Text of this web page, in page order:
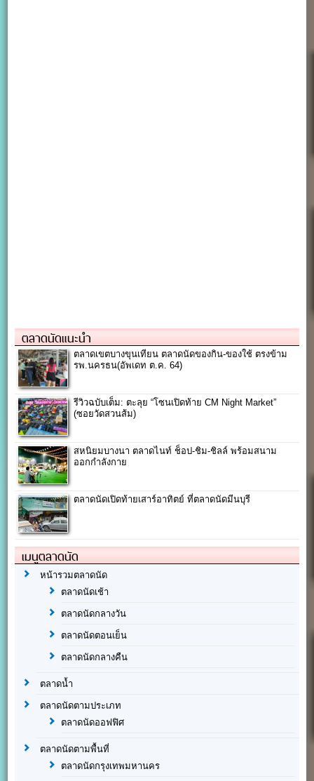
ตลาดนัดแนะนำ
ตลาดเขตบางขุนเทียน ตลาดนัดของกิน-ของใช้ ตรงข้าม
รพ.นครธน(อัพเดท ต.ค. 64)
รีวิวฉบับเต็ม: ตะลุย “โซนเปิดท้าย CM Night Market”
(ซอยวัดสวนส้ม)
สหนิยมบางนา ตลาดไนท์ ช็อป-ชิม-ชิลล์ พร้อมสนาม
ออกกำลังกาย
ตลาดนัดเปิดท้ายเสาร์อาทิตย์ ที่ตลาดนัดมีนบุรี
เมนูตลาดนัด
หน้ารวมตลาดนัด
ตลาดนัดเช้า
ตลาดนัดกลางวัน
ตลาดนัดตอนเย็น
ตลาดนัดกลางคืน
ตลาดน้ำ
ตลาดนัดตามประเภท
ตลาดนัดออฟฟิศ
ตลาดนัดตามพื้นที่
ตลาดนัดกรุงเทพมหานคร